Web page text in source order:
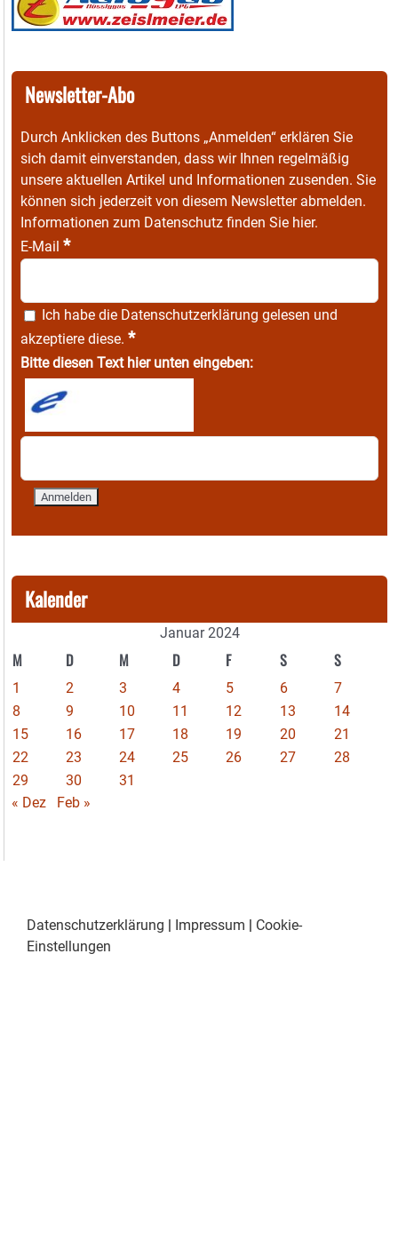
Newsletter-Abo
Durch Anklicken des Buttons „Anmelden“ erklären Sie
sich damit einverstanden, dass wir Ihnen regelmäßig
unsere aktuellen Artikel und Informationen zusenden. Sie
können sich jederzeit von diesem Newsletter abmelden.
Informationen zum Datenschutz finden Sie hier.
E-Mail *
Ich habe die Datenschutzerklärung gelesen und
akzeptiere diese. *
Bitte diesen Text hier unten eingeben:
Kalender
Januar 2024
M D M D F S S
1 2 3 4 5 6
7
8
9 10 11 12 13
14
15
16 17 18 19 20
21
22
23 24 25 26 27
28
29
30
31
« Dez
Feb »
Datenschutzerklärung | Impressum | Cookie-
Einstellungen